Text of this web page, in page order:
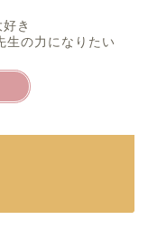
き
の力になりたい